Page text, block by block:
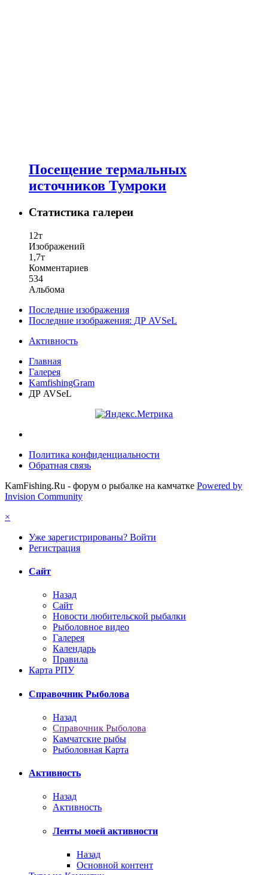
Посещение термальных
источников Тумроки
Статистика галереи
12т
Изображений
1,7т
Комментариев
534
Альбома
Последние изображения
Последние изображения: ДР AVSeL
Активность
Главная
Галерея
KamfishingGram
ДР AVSeL
Политика конфиденциальности
Обратная связь
KamFishing.Ru - форум о рыбалке на камчатке Powered by
Invision Community
×
Уже зарегистрированы? Войти
Регистрация
Сайт
Назад
Сайт
Новости любительской рыбалки
Рыболовное видео
Галерея
Календарь
Правила
Карта РПУ
Справочник Рыболова
Назад
Справочник Рыболова
Камчатские рыбы
Рыболовная Карта
Активность
Назад
Активность
Ленты моей активности
Назад
Основной контент